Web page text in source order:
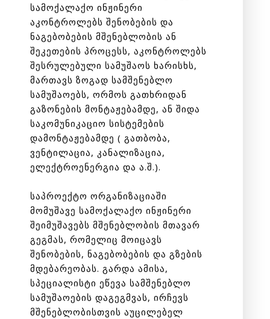
სამოქალაქო ინჟინერი
აკონტროლებს შენობების და
ნაგებობების მშენებლობის ან
შეკეთების პროცესს, აკონტროლებს
შესრულებული სამუშაოს ხარისხს,
მართავს ზოგად სამშენებლო
სამუშაოებს, ორმოს გათხრიდან
გაზონების მონტაჟებამდე, ან შიდა
საკომუნიკაციო სისტემების
დამონტაჟებამდე ( გათბობა,
ვენტილაცია, კანალიზაცია,
ელექტროენერგია და ა.შ.).
საპროექტო ორგანიზაციაში
მომუშავე სამოქალაქო ინჟინერი
შეიმუშავებს მშენებლობის მთავარ
გეგმას, რომელიც მოიცავს
შენობების, ნაგებობების და გზების
მდებარეობას. გარდა ამისა,
სპეციალისტი ეწევა სამშენებლო
სამუშაოების დაგეგმვას, ირჩევს
მშენებლობისთვის აუცილებელ